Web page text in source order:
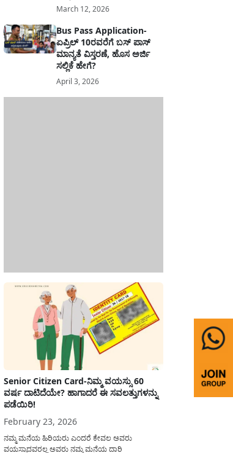
March 12, 2026
Bus Pass Application-
ಏಪ್ರಿಲ್ 10ರವರೆಗೆ ಬಸ್ ಪಾಸ್
ಮಾನ್ಯತೆ ವಿಸ್ತರಣೆ, ಹೊಸ ಅರ್ಜಿ
ಸಲ್ಲಿಕೆ ಹೇಗೆ?
April 3, 2026
Senior Citizen Card-ನಿಮ್ಮ ವಯಸ್ಸು 60
ವರ್ಷ ದಾಟಿದೆಯೇ? ಹಾಗಾದರೆ ಈ ಸವಲತ್ತುಗಳನ್ನು
ಪಡೆಯಿರಿ!
February 23, 2026
ನಮ್ಮ ಮನೆಯ ಹಿರಿಯರು ಎಂದರೆ ಕೇವಲ ಅವರು
ವಯಸ್ಸಾದವರಲ್ಲ ಅವರು ನಮ್ಮ ಮನೆಯ ದಾರಿ